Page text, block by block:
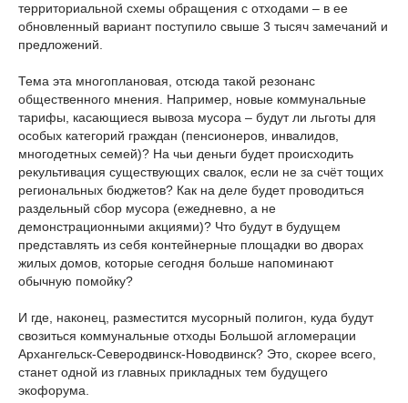
территориальной схемы обращения с отходами – в ее
обновленный вариант поступило свыше 3 тысяч замечаний и
предложений.
Тема эта многоплановая, отсюда такой резонанс
общественного мнения. Например, новые коммунальные
тарифы, касающиеся вывоза мусора – будут ли льготы для
особых категорий граждан (пенсионеров, инвалидов,
многодетных семей)? На чьи деньги будет происходить
рекультивация существующих свалок, если не за счёт тощих
региональных бюджетов? Как на деле будет проводиться
раздельный сбор мусора (ежедневно, а не
демонстрационными акциями)? Что будут в будущем
представлять из себя контейнерные площадки во дворах
жилых домов, которые сегодня больше напоминают
обычную помойку?
И где, наконец, разместится мусорный полигон, куда будут
свозиться коммунальные отходы Большой агломерации
Архангельск-Северодвинск-Новодвинск? Это, скорее всего,
станет одной из главных прикладных тем будущего
экофорума.